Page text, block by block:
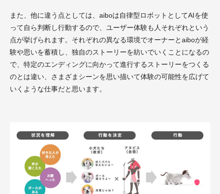
また、他に違う点としては、aiboは自律型ロボットとしてAIを使
って自ら判断し行動するので、ユーザー体験も人それぞれという
点が挙げられます。それぞれの異なる環境でオーナーとaiboが経
験や思いを蓄積し、独自のストーリーを紡いでいくことになるの
で、特定のエンディングに向かって進行するストーリーをつくる
のとは違い、さまざまシーンを思い描いて体験の可能性を広げて
いくような仕事だと思います。